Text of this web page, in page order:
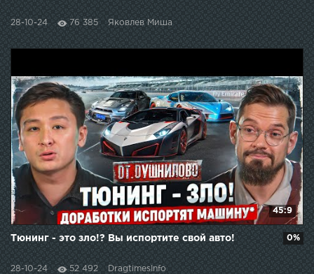
28-10-24 76 385 Яковлев Миша
45:9
Тюнинг - это зло!? Вы испортите свой авто!
28-10-24 52 492 DragtimesInfo
0%